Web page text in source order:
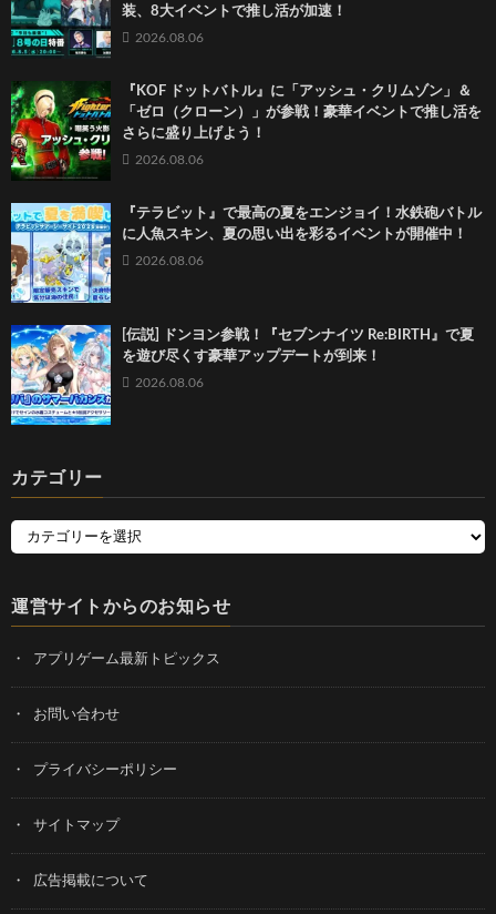
装、8大イベントで推し活が加速！
2026.08.06
『KOF ドットバトル』に「アッシュ・クリムゾン」＆
「ゼロ（クローン）」が参戦！豪華イベントで推し活を
さらに盛り上げよう！
2026.08.06
『テラビット』で最高の夏をエンジョイ！水鉄砲バトル
に人魚スキン、夏の思い出を彩るイベントが開催中！
2026.08.06
[伝説] ドンヨン参戦！『セブンナイツ Re:BIRTH』で夏
を遊び尽くす豪華アップデートが到来！
2026.08.06
カテゴリー
運営サイトからのお知らせ
アプリゲーム最新トピックス
お問い合わせ
プライバシーポリシー
サイトマップ
広告掲載について